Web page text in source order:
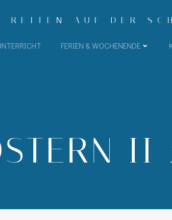
AUF DER
FERIEN & WOCHENENDE
II